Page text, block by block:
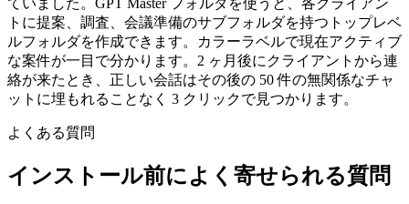
トに提案、調査、会議準備のサブフォルダを持つトップレベ
ルフォルダを作成できます。カラーラベルで現在アクティブ
な案件が一目で分かります。2 ヶ月後にクライアントから連
絡が来たとき、正しい会話はその後の 50 件の無関係なチャ
ットに埋もれることなく 3 クリックで見つかります。
よくある質問
インストール前によく寄せられる質問